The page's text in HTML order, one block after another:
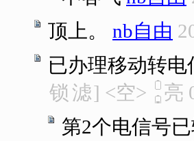
顶上。
nb自由
已办理移动转
锁 滤] <空> 亮
第2个电信号